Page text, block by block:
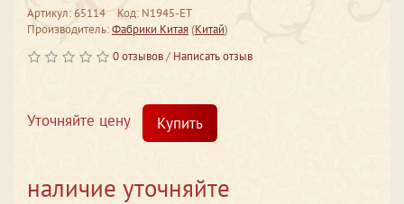
Артикул: 65114
Код: N1945-ET
Производитель:Фабрики Китая(Китай)
0 отзывов/ Написать отзыв
Уточняйте цену Купить
наличие уточняйте